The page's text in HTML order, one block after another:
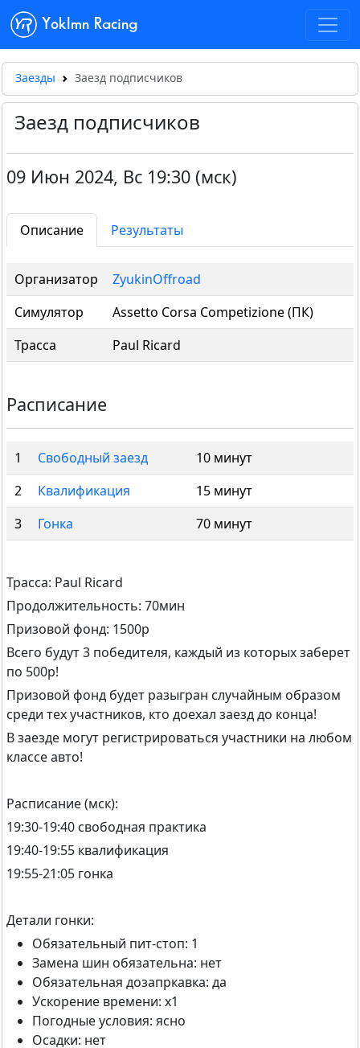
Yoklmn Racing
Заезды Заезд подписчиков
Заезд подписчиков
09 Июн 2024, Вс 19:30 (мск)
Описание Результаты
Организатор
ZyukinOffroad
Симулятор
Assetto Corsa Competizione (ПК)
Трасса
Paul Ricard
Расписание
1 Свободный заезд
10 минут
2
Квалификация
15 минут
3
Гонка 70 минут
Трасса: Paul Ricard
Продолжительность: 70мин
Призовой фонд: 1500р
Всего будут 3 победителя, каждый из которых заберет
по 500р!
Призовой фонд будет разыгран случайным образом
среди тех участников, кто доехал заезд до конца!
В заезде могут регистрироваться участники на любом
классе авто!
Расписание (мск):
19:30-19:40 свободная практика
19:40-19:55 квалификация
19:55-21:05 гонка
Детали гонки:
Обязательный пит-стоп: 1
Замена шин обязательна: нет
Обязательная дозапркавка: да
Ускорение времени: x1
Погодные условия: ясно
Осадки: нет